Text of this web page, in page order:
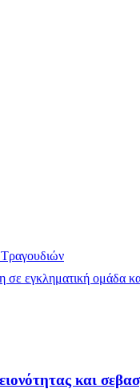
εγκληματική ομάδα
και